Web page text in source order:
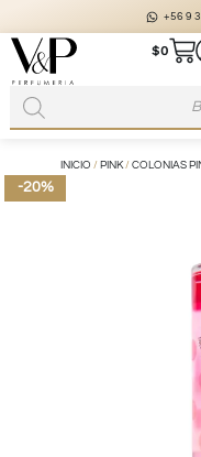
+56 9 3877
$0
INICIO / PINK/ COLONIAS
-20%